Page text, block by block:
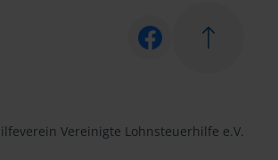
Vereinigte Lohnsteuerhilfe e.V.